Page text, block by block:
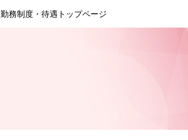
勤務制度・待遇トップページ